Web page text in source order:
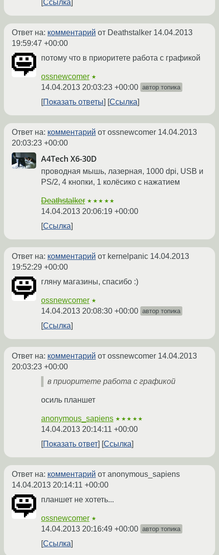
Ссылка
Ответ на: комментарий от Deathstalker 14.04.2013
19:59:47 +00:00
потому что в приоритете работа с графикой
ossnewcomer ★
14.04.2013 20:03:23 +00:00 автор топика
Показать ответы Ссылка
Ответ на: комментарий от ossnewcomer 14.04.2013
20:03:23 +00:00
A4Tech X6-30D
проводная мышь, лазерная, 1000 dpi, USB и
PS/2, 4 кнопки, 1 колёсико с нажатием
Deathstalker ★★★★★
14.04.2013 20:06:19 +00:00
Ссылка
Ответ на: комментарий от kernelpanic 14.04.2013
19:52:29 +00:00
гляну магазины, спасибо :)
ossnewcomer ★
14.04.2013 20:08:30 +00:00 автор топика
Ссылка
Ответ на: комментарий от ossnewcomer 14.04.2013
20:03:23 +00:00
в приоритете работа с графикой
осиль планшет
anonymous_sapiens ★★★★★
14.04.2013 20:14:11 +00:00
Показать ответ
Ссылка
Ответ на: комментарий от anonymous_sapiens
14.04.2013 20:14:11 +00:00
планшет не хотеть...
ossnewcomer ★
14.04.2013 20:16:49 +00:00 автор топика
Ссылка